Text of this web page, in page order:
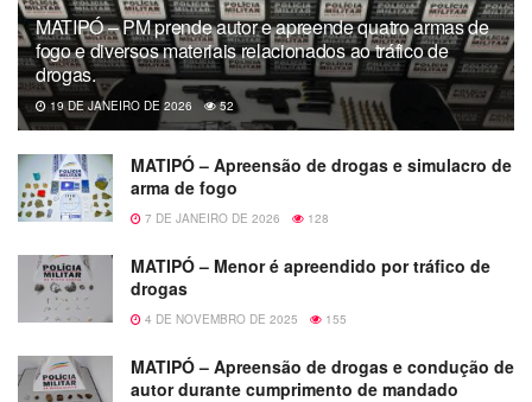
MATIPÓ – PM prende autor e apreende quatro armas de
fogo e diversos materiais relacionados ao tráfico de
drogas.
19 DE JANEIRO DE 2026 52
MATIPÓ – Apreensão de drogas e simulacro de
arma de fogo
7 DE JANEIRO DE 2026 128
MATIPÓ – Menor é apreendido por tráfico de
drogas
4 DE NOVEMBRO DE 2025 155
MATIPÓ – Apreensão de drogas e condução de
autor durante cumprimento de mandado